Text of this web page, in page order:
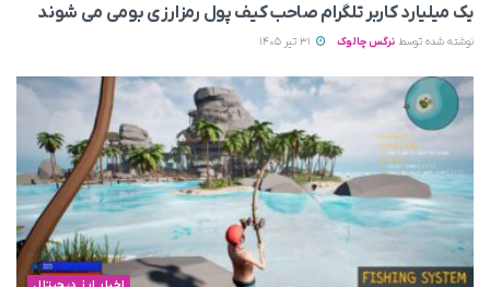
یک میلیارد کاربر تلگرام صاحب کیف پول رمزارزی بومی می‌ شوند
نوشته شده توسط نرگس چالوک